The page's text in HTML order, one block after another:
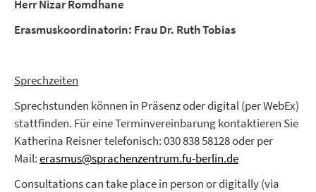
Herr Nizar Romdhane
Erasmuskoordinatorin: Frau Dr. Ruth Tobias
Sprechzeiten
Sprechstunden können in Präsenz oder digital (per WebEx)
stattfinden. Für eine Terminvereinbarung kontaktieren Sie
Katherina Reisner telefonisch: 030 838 58128 oder per
Mail:erasmus@sprachenzentrum.fu-berlin.de
Consultations can take place in person or digitally (via